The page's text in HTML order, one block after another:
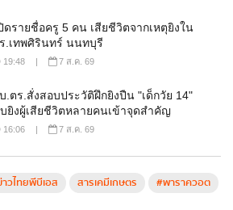
ดรายชื่อครู 5 คน เสียชีวิตจากเหตุยิงใน
.เทพศิรินทร์ นนทบุรี
19:48 | 7 ส.ค. 69
.ตร.สั่งสอบประวัติฝึกยิงปืน "เด็กวัย 14"
ยิงผู้เสียชีวิตหลายคนเข้าจุดสำคัญ
16:06 | 7 ส.ค. 69
วไทยพีบีเอส สารเคมีเกษตร #พาราควอต